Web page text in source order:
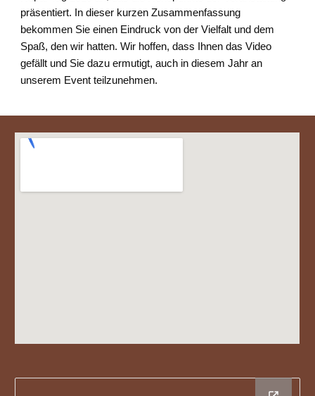
präsentiert. In dieser kurzen Zusammenfassung
bekommen Sie einen Eindruck von der Vielfalt und dem
Spaß, den wir hatten. Wir hoffen, dass Ihnen das Video
gefällt und Sie dazu ermutigt, auch in diesem Jahr an
unserem Event teilzunehmen.